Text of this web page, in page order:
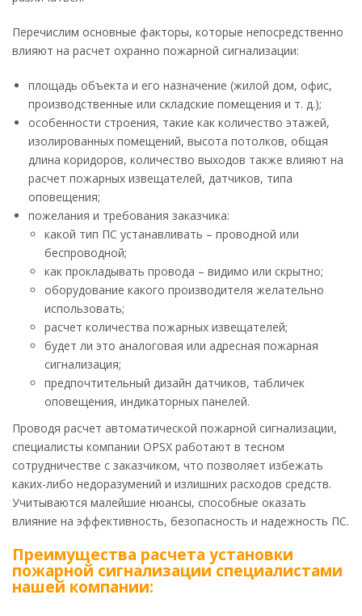
Перечислим основные факторы, которые непосредственно
влияют на расчет охранно пожарной сигнализации:
площадь объекта и его назначение (жилой дом, офис,
производственные или складские помещения и т. д.);
особенности строения, такие как количество этажей,
изолированных помещений, высота потолков, общая
длина коридоров, количество выходов также влияют на
расчет пожарных извещателей, датчиков, типа
оповещения;
пожелания и требования заказчика:
какой тип ПС устанавливать – проводной или
беспроводной;
как прокладывать провода – видимо или скрытно;
оборудование какого производителя желательно
использовать;
расчет количества пожарных извещателей;
будет ли это аналоговая или адресная пожарная
сигнализация;
предпочтительный дизайн датчиков, табличек
оповещения, индикаторных панелей.
Проводя расчет автоматической пожарной сигнализации,
специалисты компании OPSX работают в тесном
сотрудничестве с заказчиком, что позволяет избежать
каких-либо недоразумений и излишних расходов средств.
Учитываются малейшие нюансы, способные оказать
влияние на эффективность, безопасность и надежность ПС.
Преимущества расчета установки
пожарной сигнализации специалистами
нашей компании: